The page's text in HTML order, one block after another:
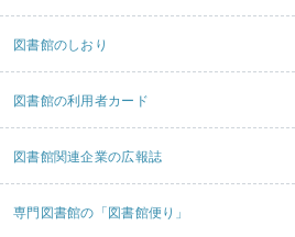
図書館のしおり
図書館の利用者カード
図書館関連企業の広報誌
専門図書館の「図書館便り」